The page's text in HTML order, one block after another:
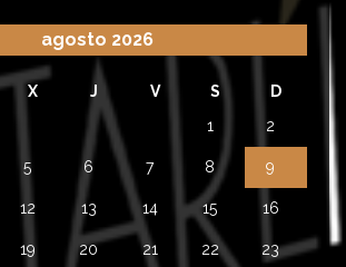
agosto 2026
X J V S D
1 2
5 6 7 8 9
12 13 14 15 16
19 20 21 22 23